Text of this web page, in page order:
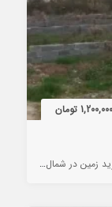
تومان
زمین در شمال